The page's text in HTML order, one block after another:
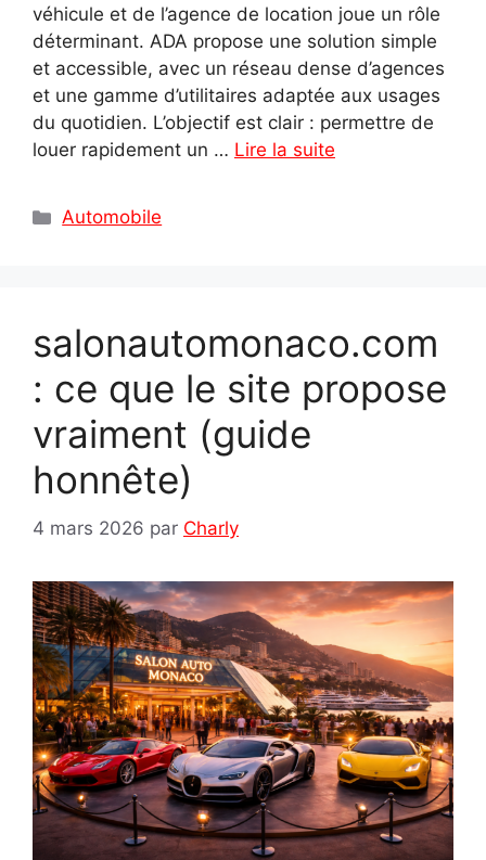
véhicule et de l’agence de location joue un rôle
déterminant. ADA propose une solution simple
et accessible, avec un réseau dense d’agences
et une gamme d’utilitaires adaptée aux usages
du quotidien. L’objectif est clair : permettre de
louer rapidement un … Lire la suite
Catégories
Automobile
salonautomonaco.com
: ce que le site propose
vraiment (guide
honnête)
4 mars 2026 par Charly